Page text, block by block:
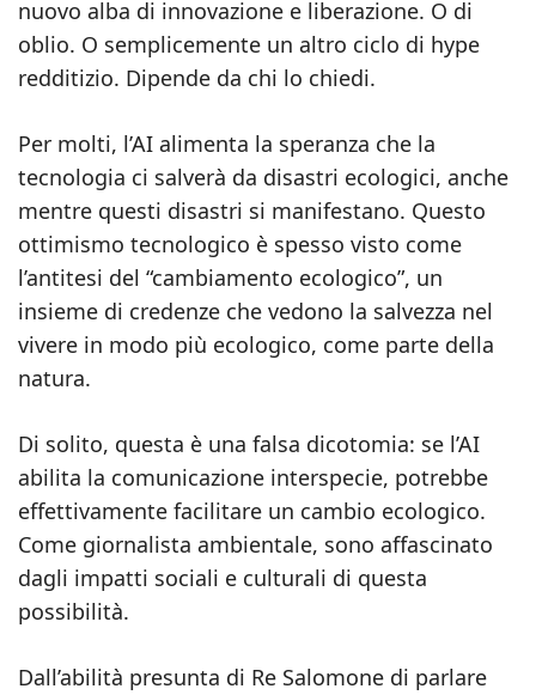
nuovo alba di innovazione e liberazione. O di
oblio. O semplicemente un altro ciclo di hype
redditizio. Dipende da chi lo chiedi.
Per molti, l’AI alimenta la speranza che la
tecnologia ci salverà da disastri ecologici, anche
mentre questi disastri si manifestano. Questo
ottimismo tecnologico è spesso visto come
l’antitesi del “cambiamento ecologico”, un
insieme di credenze che vedono la salvezza nel
vivere in modo più ecologico, come parte della
natura.
Di solito, questa è una falsa dicotomia: se l’AI
abilita la comunicazione interspecie, potrebbe
effettivamente facilitare un cambio ecologico.
Come giornalista ambientale, sono affascinato
dagli impatti sociali e culturali di questa
possibilità.
Dall’abilità presunta di Re Salomone di parlare